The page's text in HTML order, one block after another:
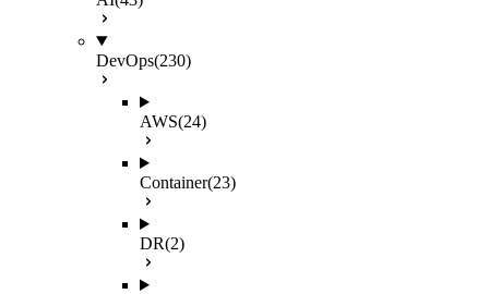
DevOps(230)
AWS(24)
Container(23)
DR(2)